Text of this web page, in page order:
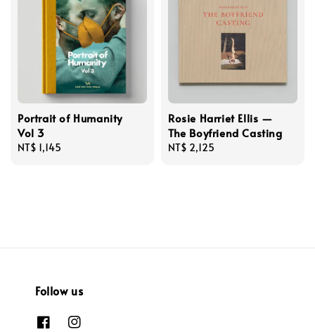
Portrait of Humanity
Vol 3
Regular
NT$ 1,145
Rosie Harriet Ellis —
The Boyfriend Casting
Regular
NT$ 2,125
Follow us